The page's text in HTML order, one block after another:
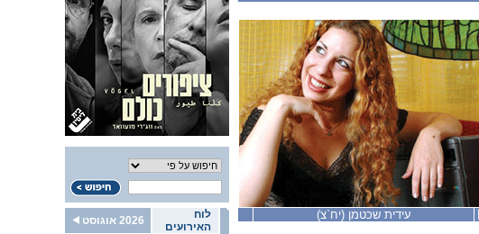
לוח
האירועים
2026 אוגוסט
עידית שכטמן (יח`צ)